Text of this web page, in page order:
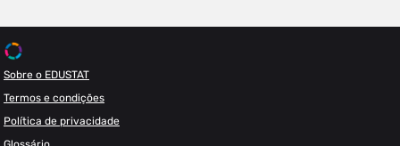
Sobre o EDUSTAT
Termos e condições
Política de privacidade